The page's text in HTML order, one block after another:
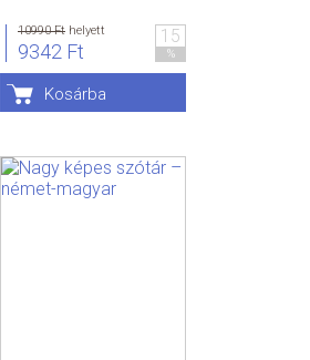
10990 Ft helyett
9342 Ft
15
%
Kosárba